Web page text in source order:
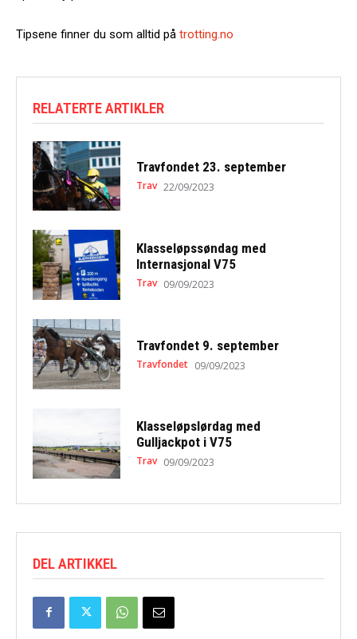
Tipsene finner du som alltid på trotting.no
RELATERTE ARTIKLER
Travfondet 23. september
Trav 22/09/2023
Klasseløpssøndag med
Internasjonal V75
Trav 09/09/2023
Travfondet 9. september
Travfondet 09/09/2023
Klasseløpslørdag med
Gulljackpot i V75
Trav 09/09/2023
DEL ARTIKKEL